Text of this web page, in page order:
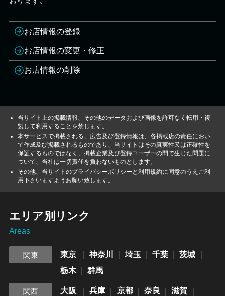
お店情報の登録
お店情報の変更・修正
お店情報の削除
当サイト上の掲載情報、その他のデータおよび画像を許可なく転用・複
製して利用することを禁じます。
本サービスで掲載される、広告及び登録情報は、各掲載店の責任におい
て作成及び掲載されるものであり、当サイトはその真実性又は正確性を
保証するものではなく、掲載企業及び登録ユーザーの間で生じた問題に
ついて、当社は一切責任を負わないものとします。
その他、当サイトのプライバシーポリシーと利用規約に同意のうえご利
用下さいますようお願い致します。
エリア別リンク
Areas
関東 東京 神奈川 埼玉 千葉
茨城
栃木
群馬
関西 大阪 兵庫 京都 奈良
滋賀